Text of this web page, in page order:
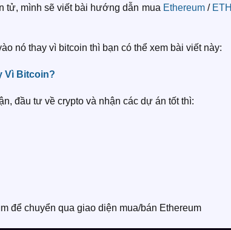
tử, mình sẽ viết bài hướng dẫn mua Ethereum/ ETH
nó thay vì bitcoin thì bạn có thể xem bài viết này:
Vì Bitcoin?
đầu tư về crypto và nhận các dự án tốt thì:
để chuyển qua giao diện mua/bán Ethereum